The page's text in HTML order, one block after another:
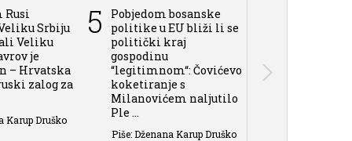
Rusi
Srbiju
Veliku
je
– Hrvatska
zalog za
Karup Druško
5
Pobjedom bosanske
politike u EU bliži li se
politički kraj
gospodinu
“legitimnom“: Čovićevo
koketiranje s
Milanovićem naljutilo
Ple ...
Piše: Dženana Karup Druško